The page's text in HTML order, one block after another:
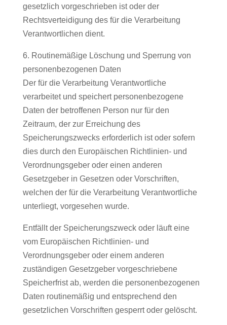
gesetzlich vorgeschrieben ist oder der
Rechtsverteidigung des für die Verarbeitung
Verantwortlichen dient.
6. Routinemäßige Löschung und Sperrung von
personenbezogenen Daten
Der für die Verarbeitung Verantwortliche
verarbeitet und speichert personenbezogene
Daten der betroffenen Person nur für den
Zeitraum, der zur Erreichung des
Speicherungszwecks erforderlich ist oder sofern
dies durch den Europäischen Richtlinien- und
Verordnungsgeber oder einen anderen
Gesetzgeber in Gesetzen oder Vorschriften,
welchen der für die Verarbeitung Verantwortliche
unterliegt, vorgesehen wurde.
Entfällt der Speicherungszweck oder läuft eine
vom Europäischen Richtlinien- und
Verordnungsgeber oder einem anderen
zuständigen Gesetzgeber vorgeschriebene
Speicherfrist ab, werden die personenbezogenen
Daten routinemäßig und entsprechend den
gesetzlichen Vorschriften gesperrt oder gelöscht.